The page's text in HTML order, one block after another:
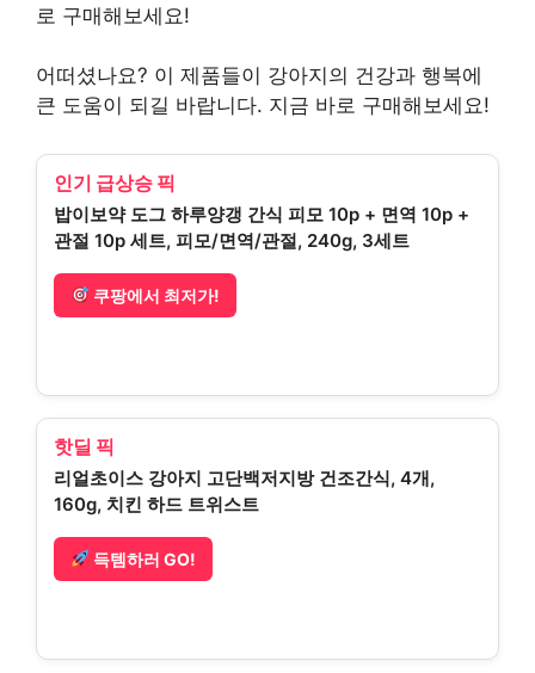
로 구매해보세요!
어떠셨나요? 이 제품들이 강아지의 건강과 행복에
큰 도움이 되길 바랍니다. 지금 바로 구매해보세요!
인기 급상승 픽
밥이보약 도그 하루양갱 간식 피모 10p + 면역 10p +
관절 10p 세트, 피모/면역/관절, 240g, 3세트
쿠팡에서 최저가!
핫딜 픽
리얼초이스 강아지 고단백저지방 건조간식, 4개,
160g, 치킨 하드 트위스트
득템하러 GO!